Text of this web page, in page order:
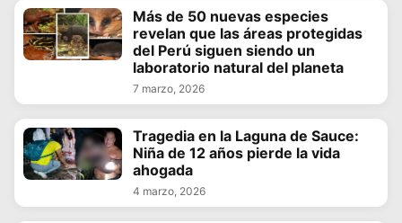
Más de 50 nuevas especies
revelan que las áreas protegidas
del Perú siguen siendo un
laboratorio natural del planeta
7 marzo, 2026
Tragedia en la Laguna de Sauce:
Niña de 12 años pierde la vida
ahogada
4 marzo, 2026